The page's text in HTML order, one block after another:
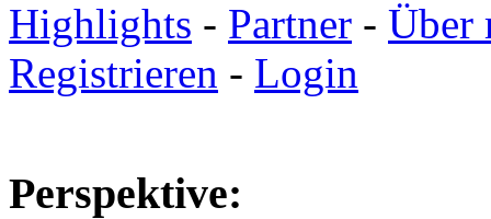
Highlights - Partner - Über
Registrieren - Login
Perspektive: